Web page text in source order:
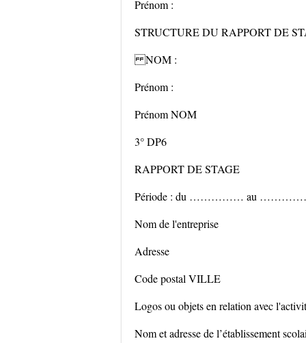
Prénom :
STRUCTURE DU RAPPORT DE
NOM :
Prénom :
Prénom NOM
3° DP6
RAPPORT DE STAGE
Période : du …………… au
Nom de l'entreprise
Adresse
Code postal VILLE
Logos ou objets en relation avec
Nom et adresse de l’établissement